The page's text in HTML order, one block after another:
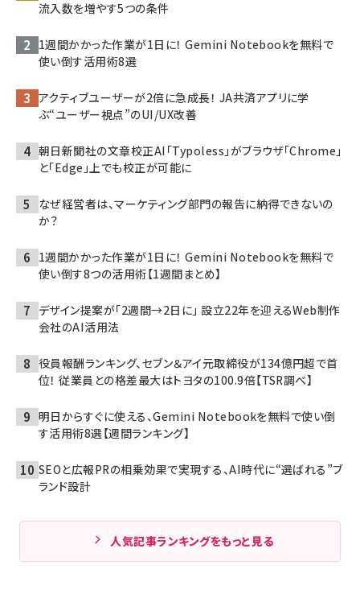
流入数を増やす5つの条件
1週間かかった作業が1日に！ Gemini Notebookを無料で
使い倒す活用術8選
アクティブユーザーが2倍に急成長！ JA共済アプリに学
ぶ“ユーザー視点”のUI/UX改善
朝日新聞社の文章校正AI「Typoless」がブラウザ「Chrome」
と「Edge」上でも校正が可能に
なぜ経営者は、マーケティング部門の報告に納得できないの
か？
1週間かかった作業が1日に！ Gemini Notebookを無料で
使い倒す8つの活用術【1週間まとめ】
デザイン提案が「2週間→2日に」 設立22年を迎えるWeb制作
会社のAI活用法
役員報酬ランキング、セブン＆アイ元取締役が134億円超で首
位！ 従業員との格差最大はトヨタの100.9倍【TSR調べ】
明日からすぐに使える、Gemini Notebookを無料で使い倒
す活用術8選【週間ランキング】
SEOと広報PRの相乗効果で実現する、AI時代に“選ばれる”ブ
ランド設計
人気記事ランキングをもっと見る